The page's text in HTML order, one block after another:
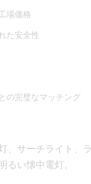
場価格
た安全性
の完璧なマッチング
、サーチライト、
るい懐中電灯。